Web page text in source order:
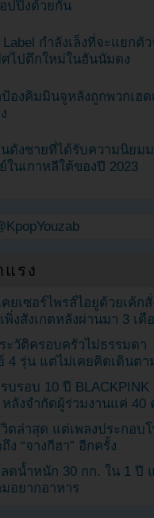
ปปิ้งด้วยกัน
กำลังเล็งที่จะแยกตั
ไปตึกใหม่ในฮันนัมดง
องคิมมินจูหลังถูกพวกเฮด
ดังชายที่ได้รับความนิยม
ในเกาหลีใต้ของปี 2023
รง
ยเซอร์ไพรส์ไอยูด้วยเค้กสั่
งสังเกตหลังผ่านมา 3 เดื
ะวัติครอบครัวไม่ธรรมดา
4 รุ่น แต่ไม่เคยคิดเดินตา
บรอบ 10 ปี
ลังจำกัดผู้ร่วมงานแค่ 40
ตล่าสุด แต่เพลงประกอบ
“จางกีฮา” อีกครั้ง
ดน้ำหนัก 30 กก. ใน 1 ปี
อยากอาหาร